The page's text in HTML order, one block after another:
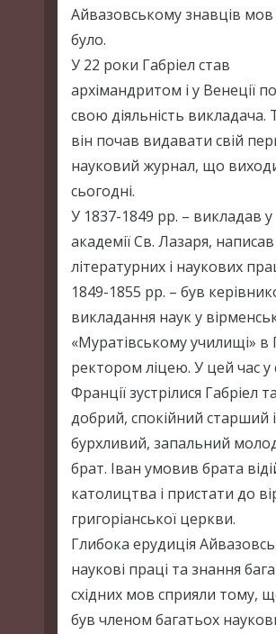
Айвазовському знавців мов
було.
У 22 роки Габріел став
архімандритом і у Венеції
свою діяльність викладача.
він почав видавати свій
науковий журнал, що
сьогодні.
У 1837-1849 рр. – викладав у
академії Св. Лазаря, написав
літературних і наукових
1849-1855 рр. – був
викладання наук у
«Муратівському училищі» в
ректором ліцею. У цей час у
Франції зустрілися Габріел
добрий, спокійний старший і
бурхливий, запальний
брат. Іван умовив брата
католицтва і пристати до
григоріанської церкви.
Глибока ерудиція
наукові праці та знання
східних мов сприяли тому,
був членом багатьох